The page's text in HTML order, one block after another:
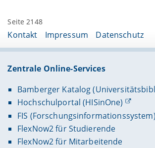
Seite 2148
Kontakt Impressum Datenschutz
Zentrale Online-Services
Bamberger Katalog
Hochschulportal (HISinOne)
FIS
FlexNow2 für Studierende
FlexNow2 für Mitarbeitende